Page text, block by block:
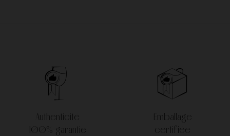
Authenticité
100% garantie
Emballage
certifiée